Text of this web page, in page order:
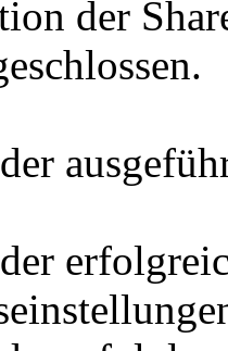
der